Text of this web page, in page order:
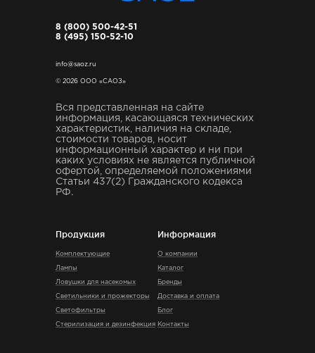
8 (800) 500-42-51
8 (495) 150-52-10
info@saoz.ru
© 2026 ООО «САОЗ»
Вся представленная на сайте
информация, касающаяся технических
характеристик, наличия на складе,
стоимости товаров, носит
информационный характер и ни при
каких условиях не является публичной
офертой, определяемой положениями
Статьи 437(2) Гражданского кодекса
РФ.
Продукция
Комплектующие
Лампы
Ловушки для насекомых
Светильники и прожекторы
Светофильтры
Стерилизация и дезинфекция
Информация
О компании
Каталог
Бренды
Доставка и оплата
Блог
Контакты